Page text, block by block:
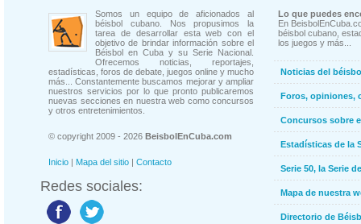
Somos un equipo de aficionados al
béisbol cubano. Nos propusimos la
tarea de desarrollar esta web con el
objetivo de brindar información sobre el
Béisbol en Cuba y su Serie Nacional.
Ofrecemos noticias, reportajes,
estadísticas, foros de debate, juegos online y mucho
más... Constantemente buscamos mejorar y ampliar
nuestros servicios por lo que pronto publicaremos
nuevas secciones en nuestra web como concursos
y otros entretenimientos.
© copyright 2009 - 2026 BeisbolEnCuba.com
Inicio | Mapa del sitio | Contacto
Redes sociales:
Lo que puedes
En
béisbol cubano,
los juegos y más...
Noticias del
Foros, opiniones,
Concursos sobre
Estadísticas de la
Serie 50, la Serie
Mapa de nuestra
Directorio de